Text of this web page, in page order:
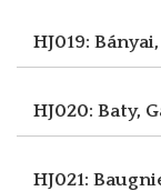
HJ019:
HJ020: Baty,
HJ021: